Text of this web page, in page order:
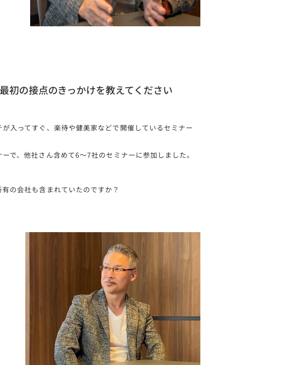
初の接点のきっかけを教えてください
入ってすぐ、楽待や健美家などで開催しているセミナー
で、他社さん含めて6〜7社のセミナーに参加しました。
の会社も含まれていたのですか？